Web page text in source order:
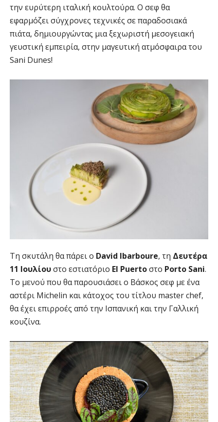
την ευρύτερη ιταλική κουλτούρα. Ο σεφ θα
εφαρμόζει σύγχρονες τεχνικές σε παραδοσιακά
πιάτα, δημιουργώντας μια ξεχωριστή μεσογειακή
γευστική εμπειρία, στην μαγευτική ατμόσφαιρα του
Sani Dunes!
Τη σκυτάλη θα πάρει ο David Ibarboure, τη Δευτέρα
11 Ιουλίουστο εστιατόριο El Puertoστο Porto Sani.
To μενού που θα παρουσιάσει ο Βάσκος σεφ με ένα
αστέρι Michelin και κάτοχος του τίτλου master chef,
θα έχει επιρροές από την Ισπανική και την Γαλλική
κουζίνα.